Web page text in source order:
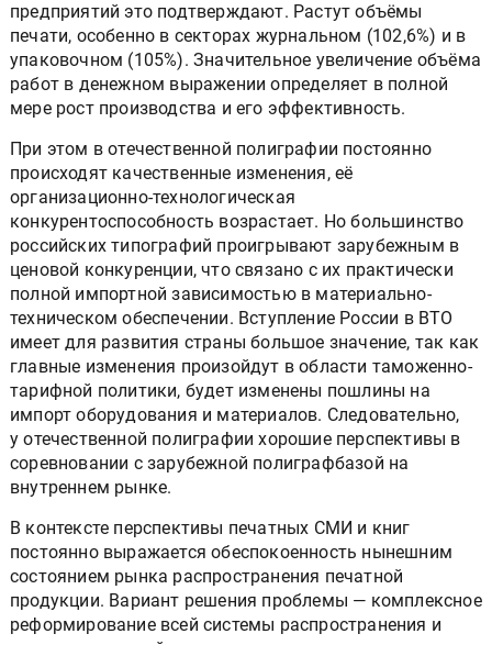
предприятий это подтверждают. Растут объёмы
печати, особенно в секторах журнальном (102,6%) и в
упаковочном (105%). Значительное увеличение объёма
работ в денежном выражении определяет в полной
мере рост производства и его эффективность.
При этом в отечественной полиграфии постоянно
происходят качественные изменения, её
организационно-технологическая
конкурентоспособность возрастает. Но большинство
российских типографий проигрывают зарубежным в
ценовой конкуренции, что связано с их практически
полной импортной зависимостью в материально-
техническом обеспечении. Вступление России в ВТО
имеет для развития страны большое значение, так как
главные изменения произойдут в области таможенно-
тарифной политики, будет изменены пошлины на
импорт оборудования и материалов. Следовательно,
у отечественной полиграфии хорошие перспективы в
соревновании с зарубежной полиграфбазой на
внутреннем рынке.
В контексте перспективы печатных СМИ и книг
постоянно выражается обеспокоенность нынешним
состоянием рынка распространения печатной
продукции. Вариант решения проблемы — комплексное
реформирование всей системы распространения и